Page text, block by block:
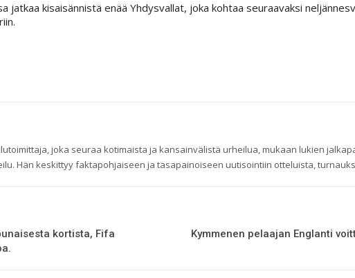
jatkaa kisaisännistä enää Yhdysvallat, joka kohtaa seuraavaksi
joka seuraa kotimaista ja kansainvälistä urheilua, mukaan lukien
Hän keskittyy faktapohjaiseen ja tasapainoiseen uutisointiin otteluista,
kortista, Fifa
Kymmenen pelaajan Englanti